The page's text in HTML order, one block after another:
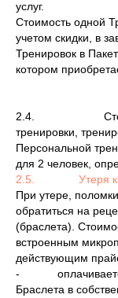
услуг.
Стоимость одной
учетом скидки, в
Тренировок в
котором
2.4. Стоимость
тренировки,
Персональной
для 2 человек,
2.5. Утеря
При утере,
обратиться на
(браслета).
встроенным
действующим
- оплачивается
Браслета в